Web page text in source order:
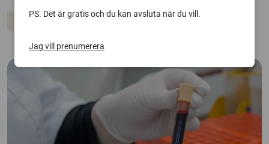
Träning
PS. Det är gratis och du kan avsluta när du vill.
Jag vill prenumerera